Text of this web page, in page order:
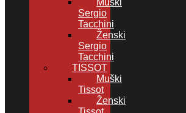
Muški
Sergio
Tacchini
Ženski
Sergio
Tacchini
TISSOT
Muški
Tissot
Ženski